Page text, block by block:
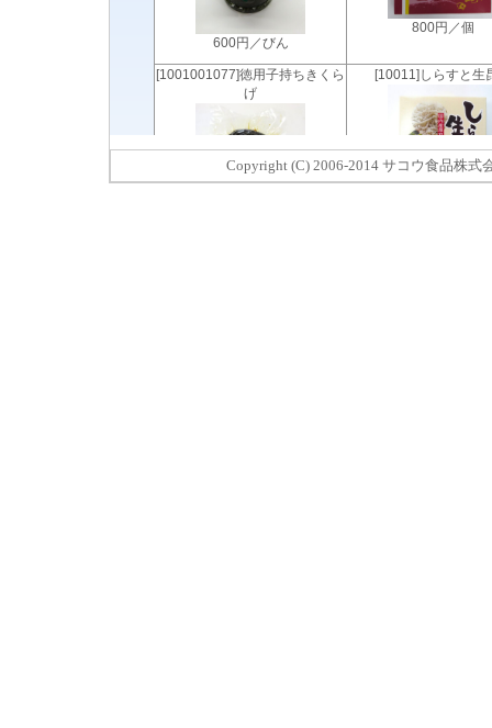
Copyright (C) 2006-2014 サコウ食品株式